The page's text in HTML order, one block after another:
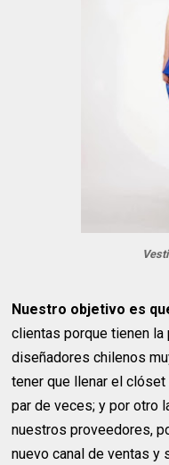
Nuestro objetivo es
clientas porque tienen
diseñadores chilenos
tener que llenar el
par de veces; y por otro
nuestros proveedores,
nuevo canal de ventas y